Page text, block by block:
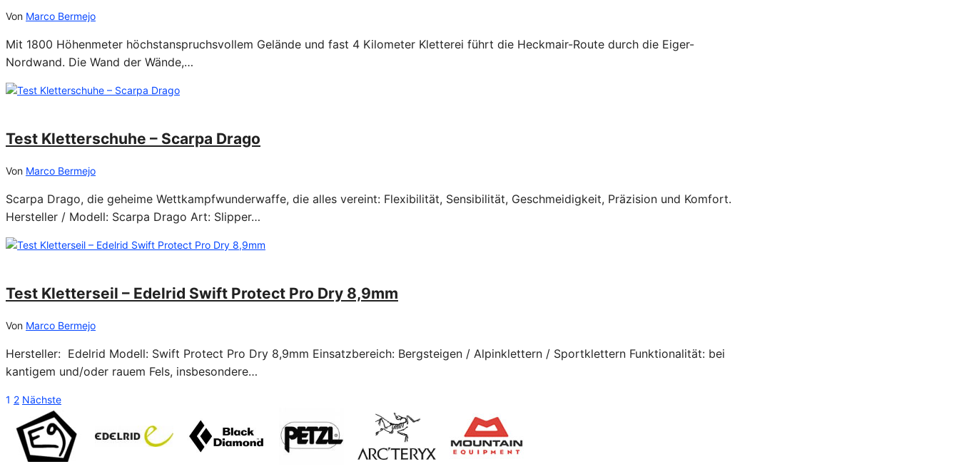
Von Marco Bermejo
Mit 1800 Höhenmeter höchstanspruchsvollem Gelände und fast 4 Kilometer Kletterei führt die Heckmair-Route durch die Eiger-
Nordwand. Die Wand der Wände,…
Test Kletterschuhe – Scarpa Drago
Von Marco Bermejo
Scarpa Drago, die geheime Wettkampfwunderwaffe, die alles vereint: Flexibilität, Sensibilität, Geschmeidigkeit, Präzision und Komfort.
Hersteller / Modell: Scarpa Drago Art: Slipper…
Test Kletterseil – Edelrid Swift Protect Pro Dry 8,9mm
Von Marco Bermejo
Hersteller: Edelrid Modell: Swift Protect Pro Dry 8,9mm Einsatzbereich: Bergsteigen / Alpinklettern / Sportklettern Funktionalität: bei
kantigem und/oder rauem Fels, insbesondere…
Seitennummerierung
der
Beiträge
1 2 Nächste